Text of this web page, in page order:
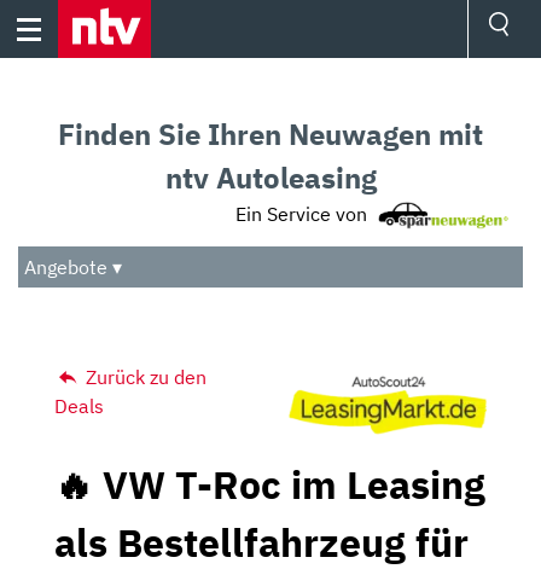
Skip
Audio
Das Beste
Finden Sie Ihren Neuwagen mit
ntv Autoleasing
Ein Service von
Angebote ▾
Zurück zu den
Deals
🔥 VW T-Roc im Leasing
als Bestellfahrzeug für